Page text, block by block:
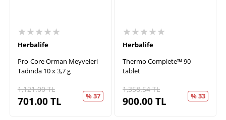
★★★★★
Herbalife
Pro-Core Orman Meyveleri
Tadında 10 x 3,7 g
1,121.00TL
701.00TL % 37
★★★★★
Herbalife
Thermo Complete™ 90
tablet
1,358.54TL
900.00TL % 33